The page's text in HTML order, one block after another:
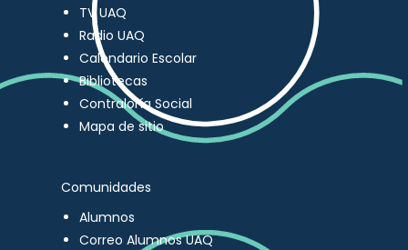
TV UAQ
Radio UAQ
Calendario Escolar
Bibliotecas
Contraloría Social
Mapa de sitio
Comunidades
Alumnos
Correo Alumnos UAQ